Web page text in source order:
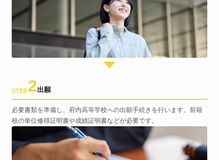
STEP2出願
必要書類を準備し、府内高等学校への出願手続きを行います。前籍
校の単位修得証明書や成績証明書などが必要です。